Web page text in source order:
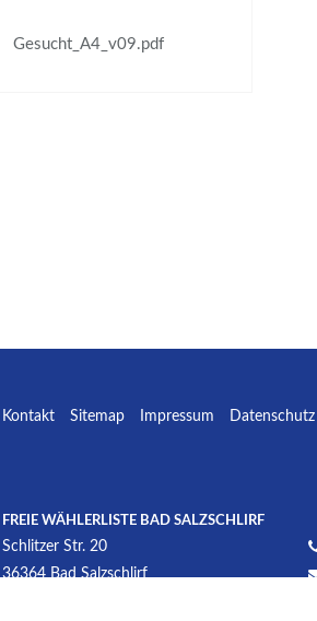
Gesucht_A4_v09.pdf
Kontakt Sitemap Impressum Datenschutz
FREIE WÄHLERLISTE BAD SALZSCHLIRF
Schlitzer Str. 20
36364 Bad Salzschlirf